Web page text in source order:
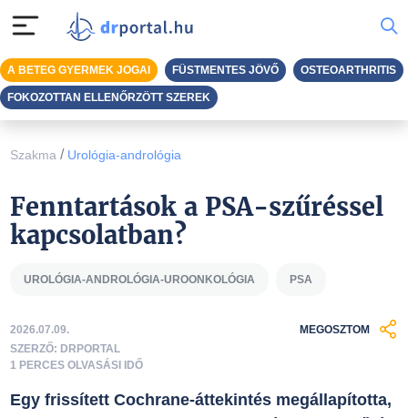
Szakma / Urológia-andrológia
Fenntartások a PSA-szűréssel
kapcsolatban?
UROLÓGIA-ANDROLÓGIA-UROONKOLÓGIA PSA
2026.07.09.
SZERZŐ: DRPORTAL
1 PERCES OLVASÁSI IDŐ
MEGOSZTOM
Egy frissített Cochrane-áttekintés megállapította,
A BETEG GYERMEK JOGAI FÜSTMENTES JÖVŐ OSTEOARTHRITIS
FOKOZOTTAN ELLENŐRZÖTT SZEREK